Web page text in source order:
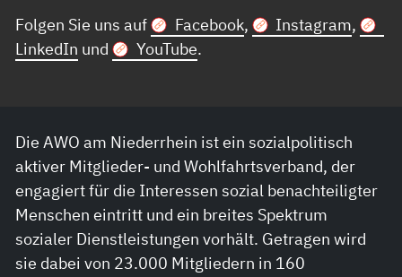
Folgen Sie uns auf
Facebook, Instagram,
LinkedIn und YouTube.
Die AWO am Niederrhein ist ein sozialpolitisch
aktiver Mitglieder- und Wohlfahrtsverband, der
engagiert für die Interessen sozial benachteiligter
Menschen eintritt und ein breites Spektrum
sozialer Dienstleistungen vorhält. Getragen wird
sie dabei von 23.000 Mitgliedern in 160